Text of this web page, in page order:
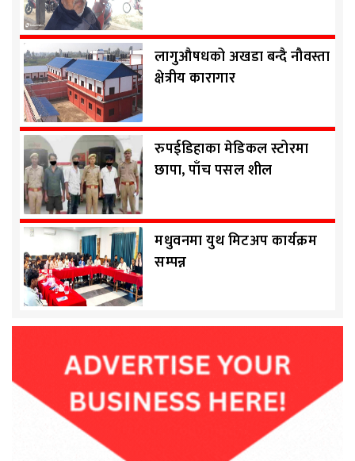
लागुऔषधको अखडा बन्दै नौवस्ता
क्षेत्रीय कारागार
रुपईडिहाका मेडिकल स्टोरमा
छापा, पाँच पसल शील
मधुवनमा युथ मिटअप कार्यक्रम
सम्पन्न